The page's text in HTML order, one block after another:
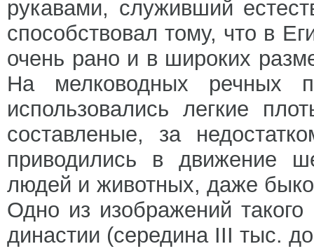
рукавами, служивший
способствовал тому, что в
очень рано и в широких
На мелководных речных
использовались легкие
составленые, за
приводились в движение
людей и животных, даже
Одно из изображений
династии (середина III тыс.